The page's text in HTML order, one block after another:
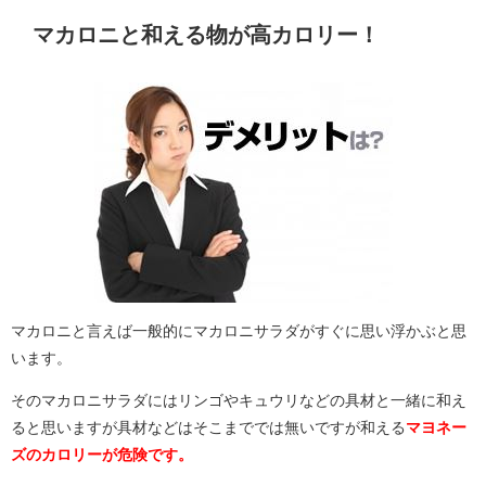
マカロニと和える物が高カロリー！
マカロニと言えば一般的にマカロニサラダがすぐに思い浮かぶと思
います。
そのマカロニサラダにはリンゴやキュウリなどの具材と一緒に和え
ると思いますが具材などはそこまででは無いですが和える マヨネー
ズのカロリーが危険です。